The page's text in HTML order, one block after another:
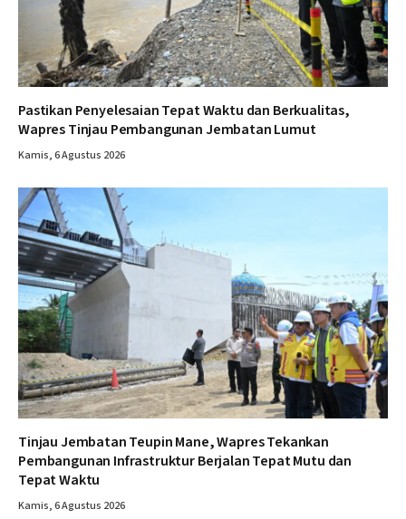
Pastikan Penyelesaian Tepat Waktu dan Berkualitas,
Wapres Tinjau Pembangunan Jembatan Lumut
Kamis, 6 Agustus 2026
Tinjau Jembatan Teupin Mane, Wapres Tekankan
Pembangunan Infrastruktur Berjalan Tepat Mutu dan
Tepat Waktu
Kamis, 6 Agustus 2026